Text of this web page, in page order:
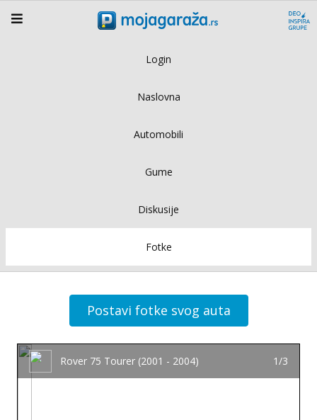
Login
Naslovna
Automobili
Gume
Diskusije
Fotke
Postavi fotke svog auta
Rover 75 Tourer (2001 - 2004) 1/3